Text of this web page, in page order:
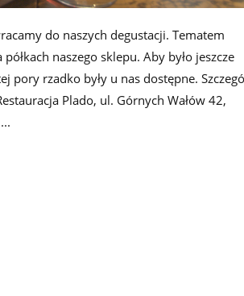
do naszych degustacji. Tematem
naszego sklepu. Aby było jeszcze
rzadko były u nas dostępne.
Plado, ul. Górnych Wałów 42,